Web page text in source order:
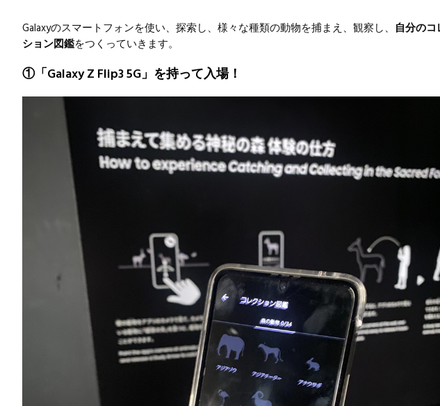
Galaxyのスマートフォンを使い、探索し、様々な種類の動物を捕まえ、観察し、 自分のコ
ション図鑑をつくっていきます。
①「Galaxy Z Flip3 5G」を持って入場！